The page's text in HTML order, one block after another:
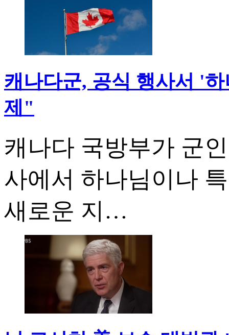
캐나다군, 공식 행사서 '
제"
캐나다 국방부가 군
사에서 하나님이나
새로운 지…